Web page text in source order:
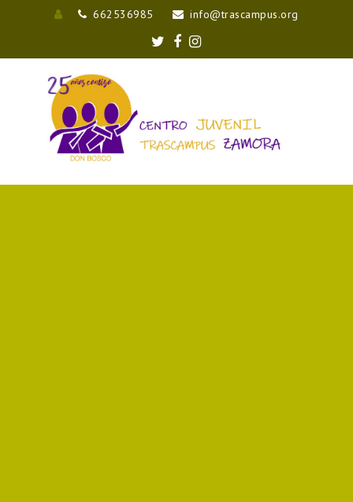
Entrar662536985 info@trascampus.org
TwitterFacebook
Instagram